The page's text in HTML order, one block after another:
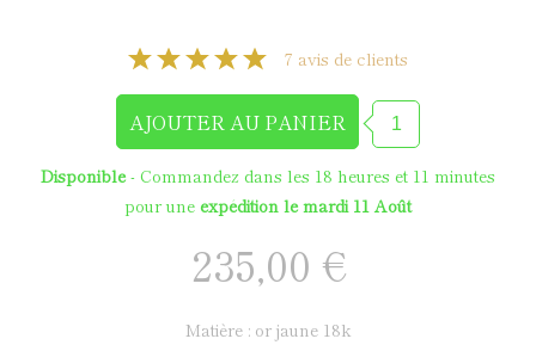
7 avis de clients
Disponible- Commandez dans les 18 heures et 11 minutes
pour une expédition le mardi 11 Août
235,00 €
matière : or jaune 18k